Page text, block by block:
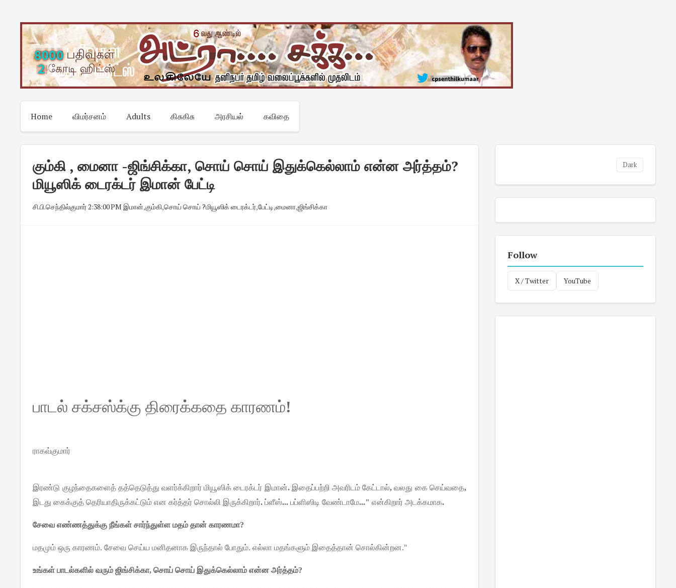
content
Home விமர்சனம் Adults கிசுகிசு அரசியல் கவிதை
கும்கி , மைனா -ஜிங்சிக்கா, சொய் சொய் இதுக்கெல்லாம் என்ன அர்த்தம்?
மியூஸிக் டைரக்டர் இமான் பேட்டி
சி.பி.செந்தில்குமார்·2:38:00 PM ·இமான்,கும்கி,சொய் சொய் ?மியூஸிக் டைரக்டர்,பேட்டி,மைனா,ஜிங்சிக்கா
பாடல் சக்சஸ்க்கு திரைக்கதை காரணம்!
ராகவ்குமார்
இரண்டு குழந்தைகளைத் தத்தெடுத்து வளர்க்கிறார் மியூஸிக் டைரக்டர் இமான். இதைப்பற்றி அவரிடம் கேட்டால்,வலது கை செய்வதை,
இடது கைக்குத் தெரியாதிருக்கட்டும் என கர்த்தர் சொல்லி இருக்கிறார்.ப்ளீஸ்...பப்ளிஸிடி வேண்டாமே..."என்கிறார் அடக்கமாக.
சேவை எண்ணத்துக்கு நீங்கள் சார்ந்துள்ள மதம் தான் காரணமா?
மதமும் ஒரு காரணம்.சேவை செய்ய மனிதனாக இருந்தால் போதும்.எல்லா மதங்களும் இதைத்தான் சொல்கின்றன."
உங்கள் பாடல்களில் வரும் ஜிங்சிக்கா,சொய் சொய் இதுக்கெல்லாம் என்ன அர்த்தம்?
Dark
Follow
X / Twitter YouTube